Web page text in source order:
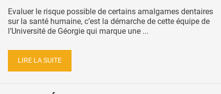
Evaluer le risque possible de certains amalgames dentaires
sur la santé humaine, c’est la démarche de cette équipe de
l’Université de Géorgie qui marque une ...
LIRE LA SUITE